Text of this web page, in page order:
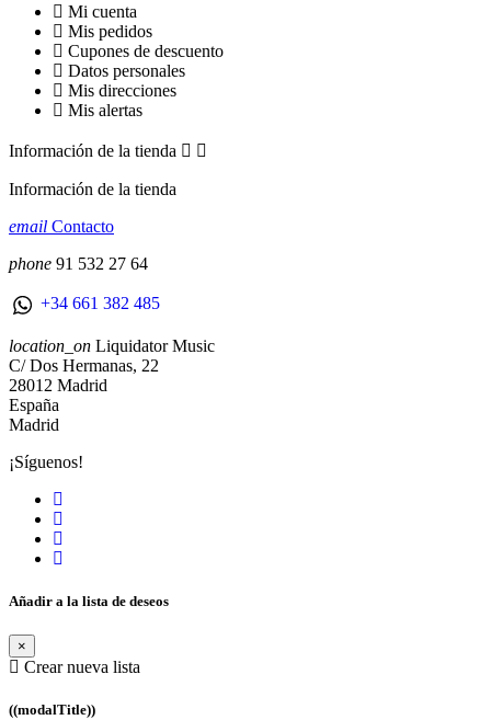
Mi cuenta
Mis pedidos
Cupones de descuento
Datos personales
Mis direcciones
Mis alertas
Información de la tienda  
Información de la tienda
email Contacto
phone 91 532 27 64
+34 661 382 485
location_on Liquidator Music
C/ Dos Hermanas, 22
28012 Madrid
España
Madrid
¡Síguenos!
Añadir a la lista de deseos
×
Crear nueva lista
((modalTitle))